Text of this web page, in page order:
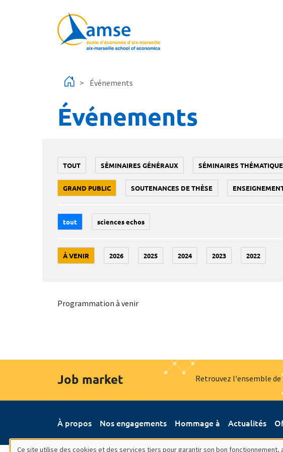
Événements
Événements
TOUT SÉMINAIRES GÉNÉRAUX SÉMINAIRES
GRAND PUBLIC SOUTENANCES DE THÈSE
tout sciences echos
À VENIR 2026 2025 2024 2023 2022
Programmation à venir
Job market Retrouvez l'ensemble
À propos Nos engagements Hommage à Actualités
Ce site utilise des cookies et des services tiers pour garantir son bon